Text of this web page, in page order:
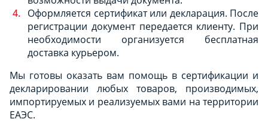
Оформляется сертификат или декларация. После
регистрации документ передается клиенту. При
необходимости организуется бесплатная
доставка курьером.
Мы готовы оказать вам помощь в сертификации и
декларировании любых товаров, производимых,
импортируемых и реализуемых вами на территории
ЕАЭС.